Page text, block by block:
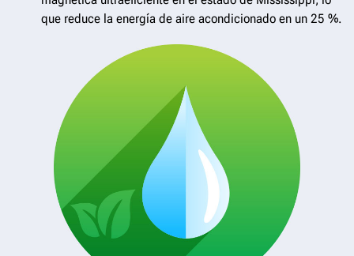
que reduce la energía de aire acondicionado en un 25 %.